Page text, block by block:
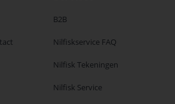
B2B
Nilfiskservice FAQ
Nilfisk Tekeningen
Nilfisk Service